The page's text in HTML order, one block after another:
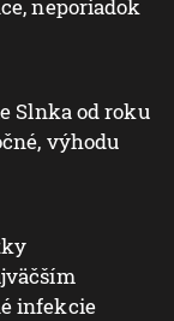
neporiadok
Slnka od roku
výhodu
infekcie